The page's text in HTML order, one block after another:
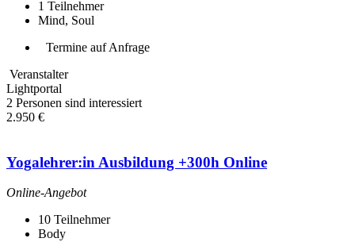
1 Teilnehmer
Mind, Soul
Termine auf Anfrage
Veranstalter
Lightportal
2 Personen sind interessiert
2.950 €
Yogalehrer:in Ausbildung +300h Online
Online-Angebot
10 Teilnehmer
Body